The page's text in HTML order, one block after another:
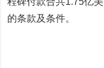
的条款及条件。